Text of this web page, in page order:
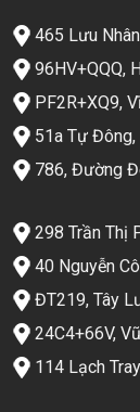
465 Lưu
96HV+QQQ,
PF2R+XQ9,
51a Tự Đông,
786, Đường
298 Trần Thị
40 Nguyễn
ĐT219, Tây
24C4+66V,
114 Lạch